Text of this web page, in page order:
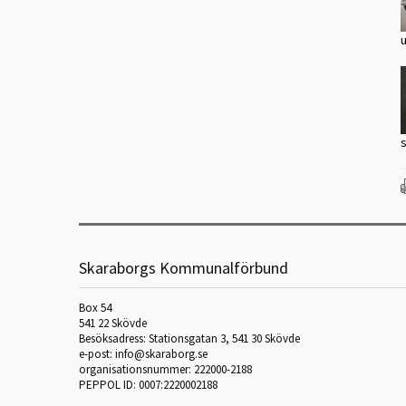
Skaraborgs Kommunalförbund
Box 54
541 22 Skövde
Besöksadress: Stationsgatan 3, 541 30 Skövde
e-post: info@skaraborg.se
organisationsnummer: 222000-2188
PEPPOL ID: 0007:2220002188